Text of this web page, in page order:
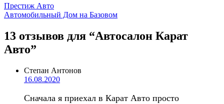
Навигация
по
записям
Престиж Авто
Автомобильный Дом на Базовом
13 отзывов для “Автосалон Карат
Авто”
Степан Антонов
16.08.2020
Сначала я приехал в Карат Авто просто